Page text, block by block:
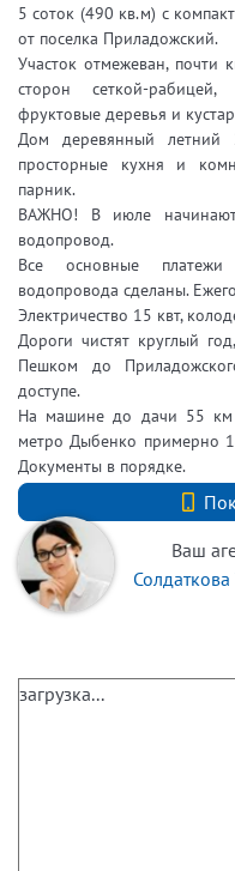
5 соток (490 кв.м) с
от поселка Приладожский.
Участок отмежеван, почти
сторон сеткой-
фруктовые деревья и
Дом деревянный летний
просторные кухня и
парник.
ВАЖНО! В июле
водопровод.
Все основные
водопровода сделаны.
Электричество 15 квт,
Дороги чистят круглый
Пешком до
доступе.
На машине до дачи 55 км
метро Дыбенко примерно
Документы в порядке.
+7
Ваш
Солдаткова
загрузка...